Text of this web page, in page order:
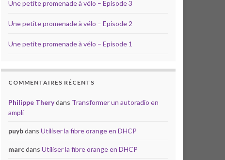
Une petite promenade à vélo – Episode 3
Une petite promenade à vélo – Episode 2
Une petite promenade à vélo – Episode 1
COMMENTAIRES RÉCENTS
Philippe Therydans Transformer un autoradio en
ampli
puybdans Utiliser la fibre orange en DHCP
marcdans Utiliser la fibre orange en DHCP